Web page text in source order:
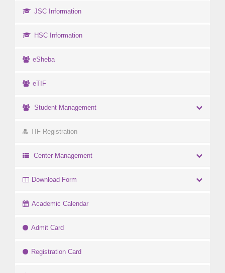
JSC Information
HSC Information
eSheba
eTIF
Student Management
TIF Registration
Center Management
Download Form
Academic Calendar
Admit Card
Registration Card